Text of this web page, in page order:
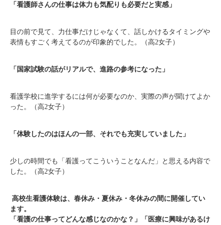
「看護師さんの仕事は体力も気配りも必要だと実感」
目の前で見て、力仕事だけじゃなくて、話しかけるタイミングや
表情もすごく考えてるのが印象的でした。（高2女子）
「国家試験の話がリアルで、進路の参考になった」
看護学校に進学するには何が必要なのか、実際の声が聞けてよか
った。（高2女子）
「体験したのはほんの一部、それでも充実していました」
少しの時間でも「看護ってこういうことなんだ」と思える内容で
した。（高2女子）
高校生看護体験は、春休み・夏休み・冬休みの間に開催してい
ます。
「看護の仕事ってどんな感じなのかな？」「医療に興味があるけ